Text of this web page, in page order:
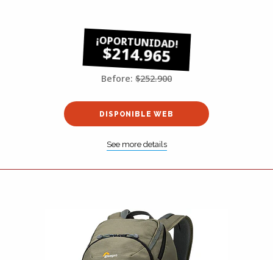
$214.965
Before: $252.900
DISPONIBLE WEB
See more details